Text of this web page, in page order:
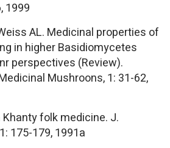
1999
AL. Medicinal properties of
in higher Basidiomycetes
perspectives (Review).
Mushroons, 1: 31-62,
Khanty folk medicine. J.
175-179, 1991a